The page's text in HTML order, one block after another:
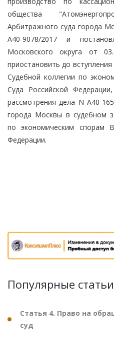
общества
Арбитражного суда города
А40-9078/2017 и
Московского округа от
приостановить до
Судебной коллегии по
Суда Российской
рассмотрения дела N А40-
города Москвы в судебном
по экономическим спорам
Федерации.
Популярные
Статья 4. Право на
суд